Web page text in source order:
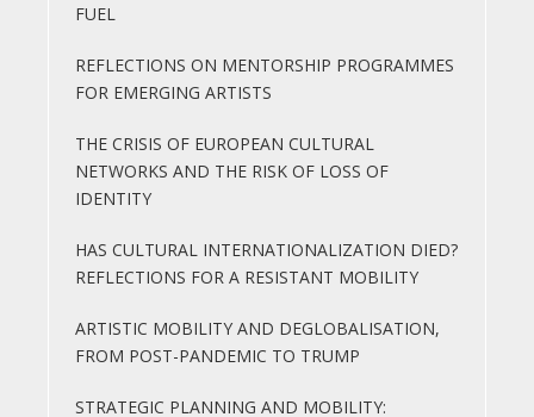
FUEL
REFLECTIONS ON MENTORSHIP PROGRAMMES
FOR EMERGING ARTISTS
THE CRISIS OF EUROPEAN CULTURAL
NETWORKS AND THE RISK OF LOSS OF
IDENTITY
HAS CULTURAL INTERNATIONALIZATION DIED?
REFLECTIONS FOR A RESISTANT MOBILITY
ARTISTIC MOBILITY AND DEGLOBALISATION,
FROM POST-PANDEMIC TO TRUMP
STRATEGIC PLANNING AND MOBILITY: